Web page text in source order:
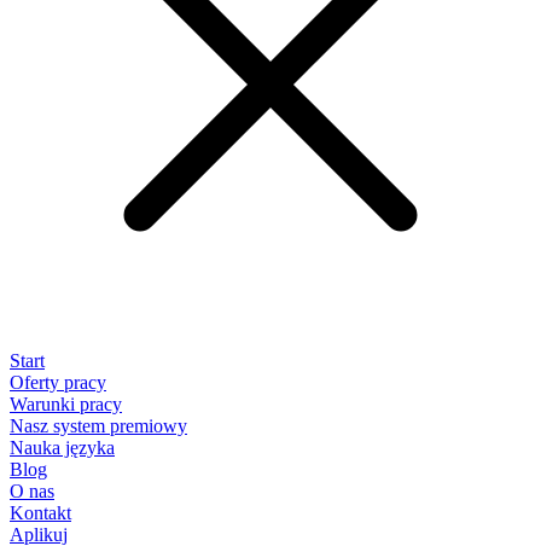
Start
Oferty pracy
Warunki pracy
Nasz system premiowy
Nauka języka
Blog
O nas
Kontakt
Aplikuj